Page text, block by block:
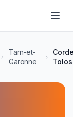
Tarn-et-
Garonne